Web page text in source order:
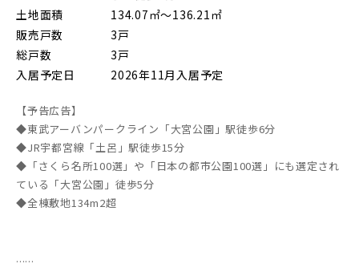
新座市(2)
桶川市(2)
久喜市(1)
富士見市(0)
白岡市(0)
北足立郡伊奈町(5)
埼玉・東部エリア(16)
春日部市(5) 草加市(0)
越谷市(9)
三郷市(2)
土地面積
134.07㎡～136.21㎡
販売戸数
3戸
総戸数
3戸
入居予定日
2026年11月入居予定
【予告広告】
◆東武アーバンパークライン「大宮公園」駅徒歩6分
◆JR宇都宮線「土呂」駅徒歩15分
◆「さくら名所100選」や「日本の都市公園100選」にも選定され
ている「大宮公園」徒歩5分
◆全棟敷地134m2超
......